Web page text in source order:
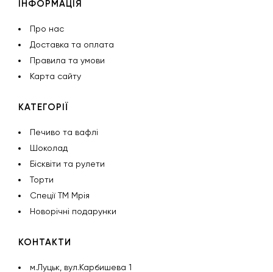
ІНФОРМАЦІЯ
Про нас
Доставка та оплата
Правила та умови
Карта сайту
КАТЕГОРІЇ
Печиво та вафлі
Шоколад
Бісквіти та рулети
Торти
Спеції ТМ Мрія
Новорічні подарунки
КОНТАКТИ
м.Луцьк, вул.Карбишева 1